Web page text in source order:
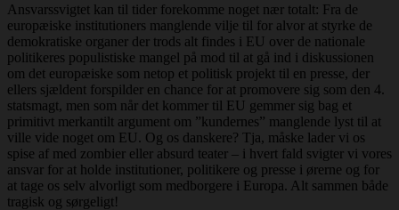
Ansvarssvigtet kan til tider forekomme noget nær totalt: Fra de
europæiske institutioners manglende vilje til for alvor at styrke de
demokratiske organer der trods alt findes i EU over de nationale
politikeres populistiske mangel på mod til at gå ind i diskussionen
om det europæiske som netop et politisk projekt til en presse, der
ellers sjældent forspilder en chance for at promovere sig som den 4.
statsmagt, men som når det kommer til EU gemmer sig bag et
primitivt merkantilt argument om ”kundernes” manglende lyst til at
ville vide noget om EU. Og os danskere? Tja, måske lader vi os
spise af med zombier eller absurd teater – i hvert fald svigter vi vores
ansvar for at holde institutioner, politikere og presse i ørerne og for
at tage os selv alvorligt som medborgere i Europa. Alt sammen både
tragisk og sørgeligt!